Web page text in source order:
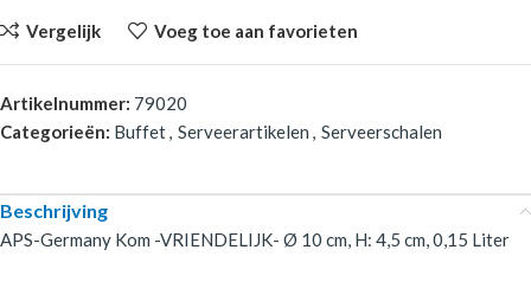
Vergelijk Voeg toe aan favorieten
Artikelnummer: 79020
Categorieën: Buffet, Serveerartikelen , Serveerschalen
Beschrijving
APS-Germany Kom -VRIENDELIJK- Ø 10 cm, H: 4,5 cm, 0,15 Liter